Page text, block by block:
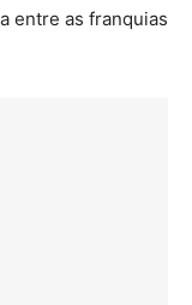
entre as franquias